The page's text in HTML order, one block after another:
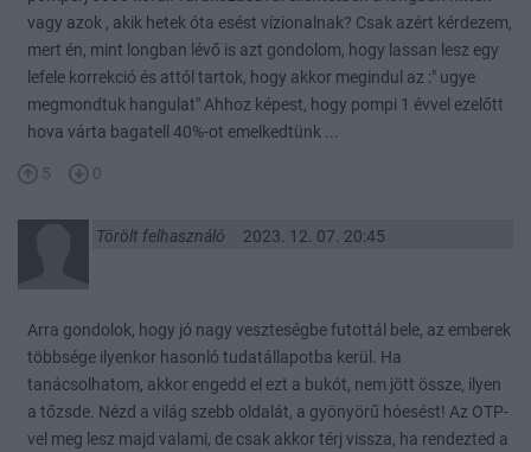
vagy azok , akik hetek óta esést vízionalnak? Csak azért kérdezem,
mert én, mint longban lévő is azt gondolom, hogy lassan lesz egy
lefele korrekció és attól tartok, hogy akkor megindul az :" ugye
megmondtuk hangulat" Ahhoz képest, hogy pompi 1 évvel ezelőtt
hova várta bagatell 40%-ot emelkedtünk ...
5 0
Törölt felhasználó 2023. 12. 07. 20:45
Arra gondolok, hogy jó nagy veszteségbe futottál bele, az emberek
többsége ilyenkor hasonló tudatállapotba kerül. Ha
tanácsolhatom, akkor engedd el ezt a bukót, nem jött össze, ilyen
a tőzsde. Nézd a világ szebb oldalát, a gyönyörű hóesést! Az OTP-
vel meg lesz majd valami, de csak akkor térj vissza, ha rendezted a